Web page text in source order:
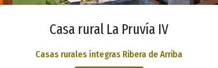
Casa rural La Pruvía IV
Casas rurales íntegras Ribera de Arriba